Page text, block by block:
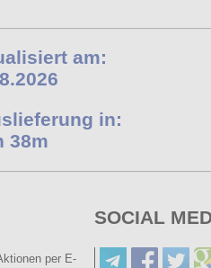
am:
in:
38m
per E-
SOCIAL